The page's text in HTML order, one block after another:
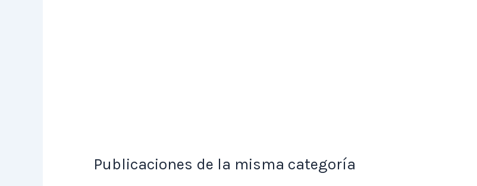
Publicaciones de la misma categoría